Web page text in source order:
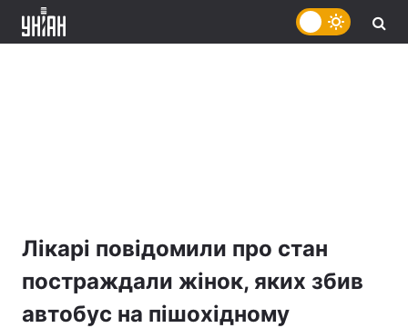
Лікарі повідомили про стан
постраждали жінок, яких збив
автобус на пішохідному